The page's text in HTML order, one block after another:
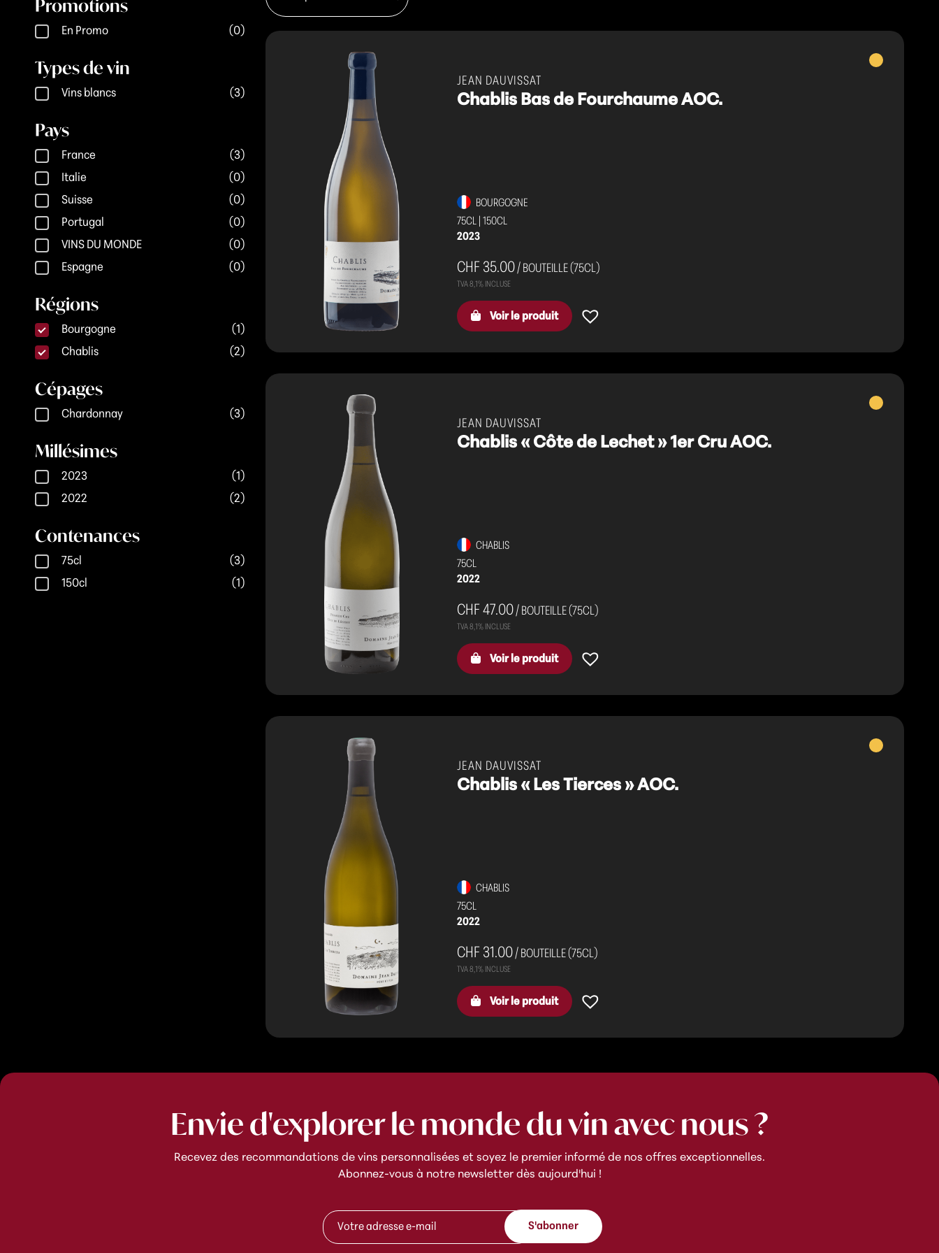
Promotions
Promotions
En Promo (0)
Types de vin
Types de vin
Vins blancs (3)
Pays
Pays France
(3)
Italie
(0)
Suisse
(0)
Portugal
(0)
VINS DU MONDE
(0)
Espagne
(0)
Régions
RégionsBourgogne
(1)
Chablis
(2)
Cépages
CépagesChardonnay (3)
Millésimes
Millésimes
2023
(1)
2022
(2)
Contenances
Contenances
75cl
(3)
150cl
(1)
Vins
blancs
JEAN DAUVISSAT
Chablis Bas de Fourchaume AOC.
BOURGOGNE
75CL| 150CL
2023
CHF 35.00/ BOUTEILLE (75CL)
Voir le produit
Vins
blancs
JEAN DAUVISSAT
Chablis « Côte de Lechet » 1er Cru AOC.
CHABLIS
75CL
2022
CHF 47.00/ BOUTEILLE (75CL)
Voir le produit
Vins
blancs
JEAN DAUVISSAT
Chablis « Les Tierces » AOC.
CHABLIS
75CL
2022
CHF 31.00/ BOUTEILLE (75CL)
Voir le produit
Envie d'explorer le monde du vin avec nous ?
Recevez des recommandations de vins personnalisées et soyez le premier informé de nos offres exceptionnelles.
Abonnez-vous à notre newsletter dès aujourd'hui !
a
A
d
r
S'abonner